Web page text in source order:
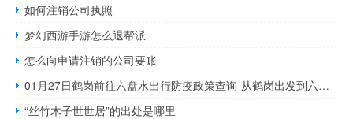
如何注销公司执照
梦幻西游手游怎么退帮派
怎么向申请注销的公司要账
01月27日鹤岗前往六盘水出行防疫政策查询-从鹤岗出发到六盘水的防疫政策
“丝竹木子世世居”的出处是哪里